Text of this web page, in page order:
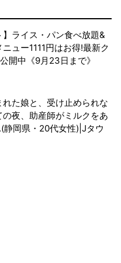
】ライス・パン食べ放題&
ュー1111円はお得!最新ク
開中《9月23日まで》
れた娘と、受け止められな
夜、助産師がミルクをあ
静岡県・20代女性)|Jタウ